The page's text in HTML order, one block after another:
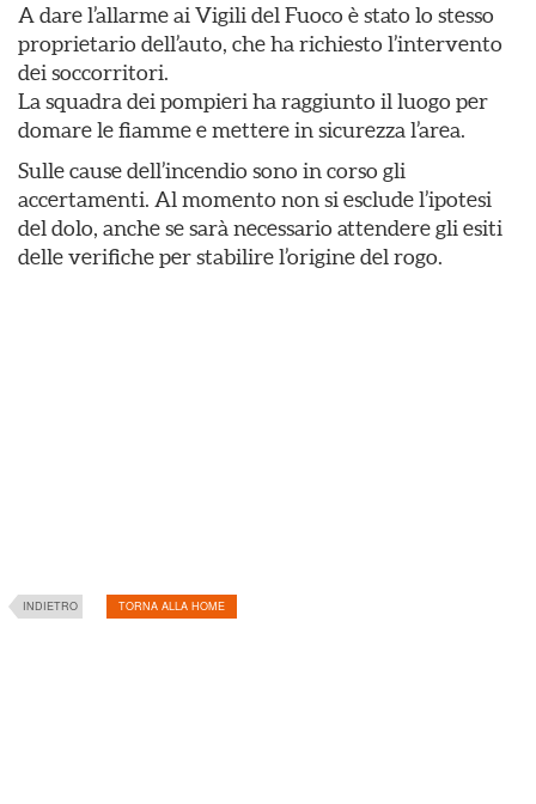
A dare l’allarme ai Vigili del Fuoco è stato lo stesso
proprietario dell’auto, che ha richiesto l’intervento
dei soccorritori.
La squadra dei pompieri ha raggiunto il luogo per
domare le fiamme e mettere in sicurezza l’area.
Sulle cause dell’incendio sono in corso gli
accertamenti. Al momento non si esclude l’ipotesi
del dolo, anche se sarà necessario attendere gli esiti
delle verifiche per stabilire l’origine del rogo.
INDIETRO TORNA ALLA HOME